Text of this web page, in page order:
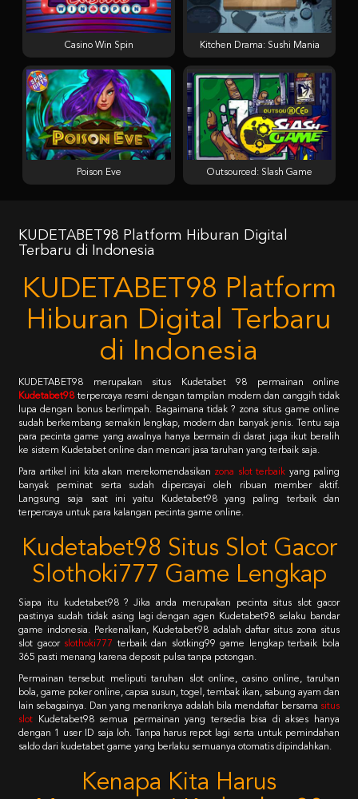
Casino Win Spin
Poison Eve Outsourced: Slash Game
Kitchen Drama: Sushi Mania
KUDETABET98 Platform Hiburan Digital
Terbaru di Indonesia
KUDETABET98 Platform
Hiburan Digital Terbaru
di Indonesia
KUDETABET98 merupakan situs Kudetabet 98 permainan online
Kudetabet98terpercaya resmi dengan tampilan modern dan canggih tidak
lupa dengan bonus berlimpah. Bagaimana tidak ? zona situs game online
sudah berkembang semakin lengkap, modern dan banyak jenis. Tentu saja
para pecinta game yang awalnya hanya bermain di darat juga ikut beralih
ke sistem Kudetabet online dan mencari jasa taruhan yang terbaik saja.
Para artikel ini kita akan merekomendasikan zona slot terbaik yang paling
banyak peminat serta sudah dipercayai oleh ribuan member aktif.
Langsung saja saat ini yaitu Kudetabet98 yang paling terbaik dan
terpercaya untuk para kalangan pecinta game online.
Kudetabet98 Situs Slot Gacor
Slothoki777 Game Lengkap
Siapa itu kudetabet98 ? Jika anda merupakan pecinta situs slot gacor
pastinya sudah tidak asing lagi dengan agen Kudetabet98 selaku bandar
game indonesia. Perkenalkan, Kudetabet98 adalah daftar situs zona situs
slot gacor slothoki777 terbaik dan slotking99 game lengkap terbaik bola
365 pasti menang karena deposit pulsa tanpa potongan.
Permainan tersebut meliputi taruhan slot online, casino online, taruhan
bola, game poker online, capsa susun, togel, tembak ikan, sabung ayam dan
lain sebagainya. Dan yang menariknya adalah bila mendaftar bersama situs
slot
Kudetabet98 semua permainan yang tersedia bisa di akses hanya
dengan 1 user ID saja loh. Tanpa harus repot lagi serta untuk pemindahan
saldo dari kudetabet game yang berlaku semuanya otomatis dipindahkan.
Kenapa Kita Harus